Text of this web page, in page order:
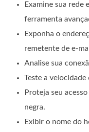
Examine sua rede
ferramenta
Exponha o
remetente de e-
Analise sua
Teste a
Proteja seu
negra.
Exibir o nome do